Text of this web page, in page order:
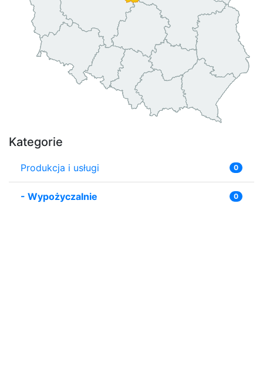
Kategorie
Produkcja i usługi 0
- Wypożyczalnie 0